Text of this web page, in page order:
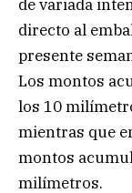
de variada
directo al
presente
Los montos
los 10
mientras que
montos
milímetros.